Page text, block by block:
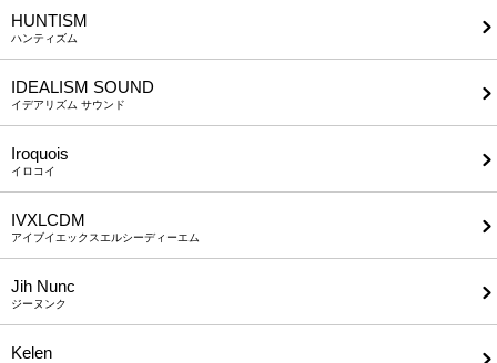
HUNTISM
ハンティズム
IDEALISM SOUND
イデアリズム サウンド
Iroquois
イロコイ
IVXLCDM
アイブイエックスエルシーディーエム
Jih Nunc
ジーヌンク
Kelen